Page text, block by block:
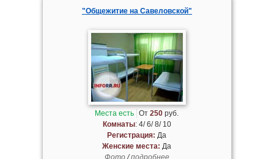
"Общежитие на Савеловской"
Места есть От250 руб.
Комнаты: 4/ 6/ 8/ 10
Регистрация: Да
Женские места: Да
Фото/подробнее